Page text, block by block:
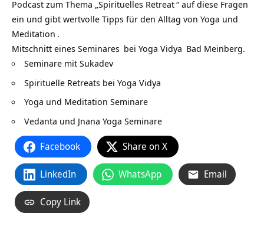
Podcast zum Thema „Spirituelles Retreat“ auf diese Fragen
ein und gibt wertvolle Tipps für den Alltag von Yoga und
Meditation .
Mitschnitt eines Seminares bei Yoga Vidya Bad Meinberg.
Seminare mit Sukadev
Spirituelle Retreats bei Yoga Vidya
Yoga und Meditation Seminare
Vedanta und Jnana Yoga Seminare
Facebook Share on X
LinkedIn WhatsApp Email
Copy Link